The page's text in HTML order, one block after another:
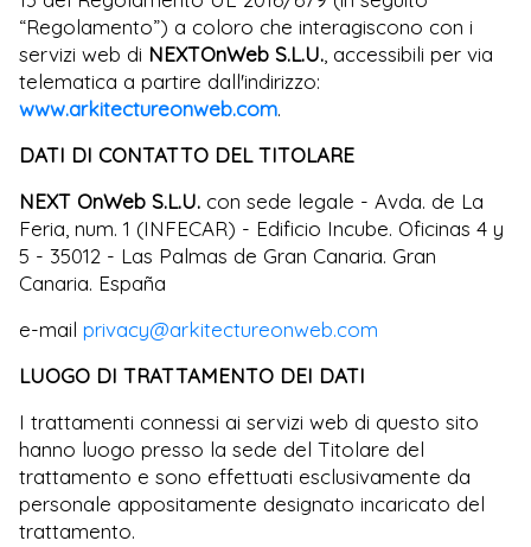
“Regolamento”) a coloro che interagiscono con i
servizi web di NEXTOnWeb S.L.U. , accessibili per via
telematica a partire dall'indirizzo:
www.arkitectureonweb.com.
DATI DI CONTATTO DEL TITOLARE
NEXT OnWeb S.L.U. con sede legale - Avda. de La
Feria, num. 1 (INFECAR) - Edificio Incube. Oficinas 4 y
5 - 35012 - Las Palmas de Gran Canaria. Gran
Canaria. España
e-mail privacy@arkitectureonweb.com
LUOGO DI TRATTAMENTO DEI DATI
I trattamenti connessi ai servizi web di questo sito
hanno luogo presso la sede del Titolare del
trattamento e sono effettuati esclusivamente da
personale appositamente designato incaricato del
trattamento.